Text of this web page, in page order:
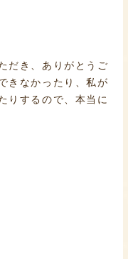
だき、ありがとうご
きなかったり、私が
りするので、本当に